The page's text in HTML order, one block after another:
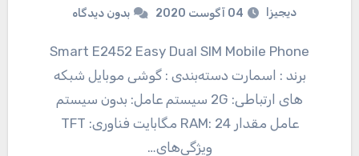
دیجیزا 04 آگوست 2020 بدون دیدگاه
Smart E2452 Easy Dual SIM Mobile Phone
برند : اسمارت دسته‌بندی : گوشی موبایل شبکه
های ارتباطی: 2G سیستم عامل: بدون سیستم
عامل مقدار RAM: 24 مگابایت فناوری: TFT
ویژگی‌های…